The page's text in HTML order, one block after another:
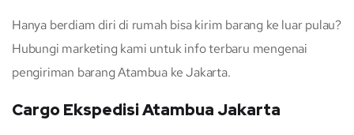
Hanya berdiam diri di rumah bisa kirim barang ke luar pulau?
Hubungi marketing kami untuk info terbaru mengenai
pengiriman barang Atambua ke Jakarta.
Cargo Ekspedisi Atambua Jakarta